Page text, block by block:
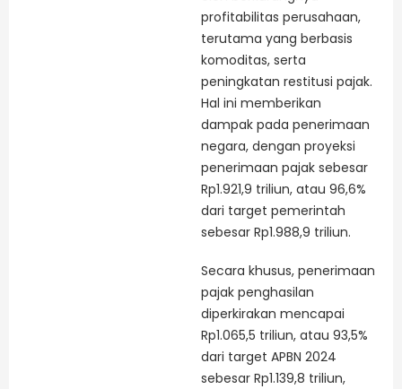
profitabilitas perusahaan,
terutama yang berbasis
komoditas, serta
peningkatan restitusi pajak.
Hal ini memberikan
dampak pada penerimaan
negara, dengan proyeksi
penerimaan pajak sebesar
Rp1.921,9 triliun, atau 96,6%
dari target pemerintah
sebesar Rp1.988,9 triliun.
Secara khusus, penerimaan
pajak penghasilan
diperkirakan mencapai
Rp1.065,5 triliun, atau 93,5%
dari target APBN 2024
sebesar Rp1.139,8 triliun,